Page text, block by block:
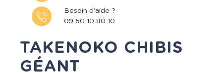
Besoin d'aide ?
09 50 10 80 10
TAKENOKO CHIBIS
GÉANT